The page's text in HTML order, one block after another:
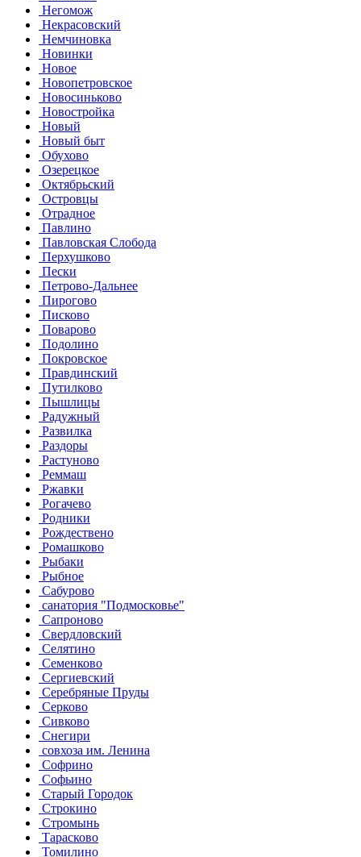
Негомож
Некрасовский
Немчиновка
Новинки
Новое
Новопетровское
Новосиньково
Новостройка
Новый
Новый быт
Обухово
Озерецкое
Октябрьский
Островцы
Отрадное
Павлино
Павловская Слобода
Перхушково
Пески
Петрово-Дальнее
Пирогово
Писково
Поварово
Подолино
Покровское
Правдинский
Путилково
Пышлицы
Радужный
Развилка
Раздоры
Растуново
Реммаш
Ржавки
Рогачево
Родники
Рождествено
Ромашково
Рыбаки
Рыбное
Сабурово
санатория "Подмосковье"
Сапроново
Свердловский
Селятино
Семенково
Сергиевский
Серебряные Пруды
Серково
Сивково
Снегири
совхоза им. Ленина
Софрино
Софьино
Старый Городок
Строкино
Стромынь
Тарасково
Томилино